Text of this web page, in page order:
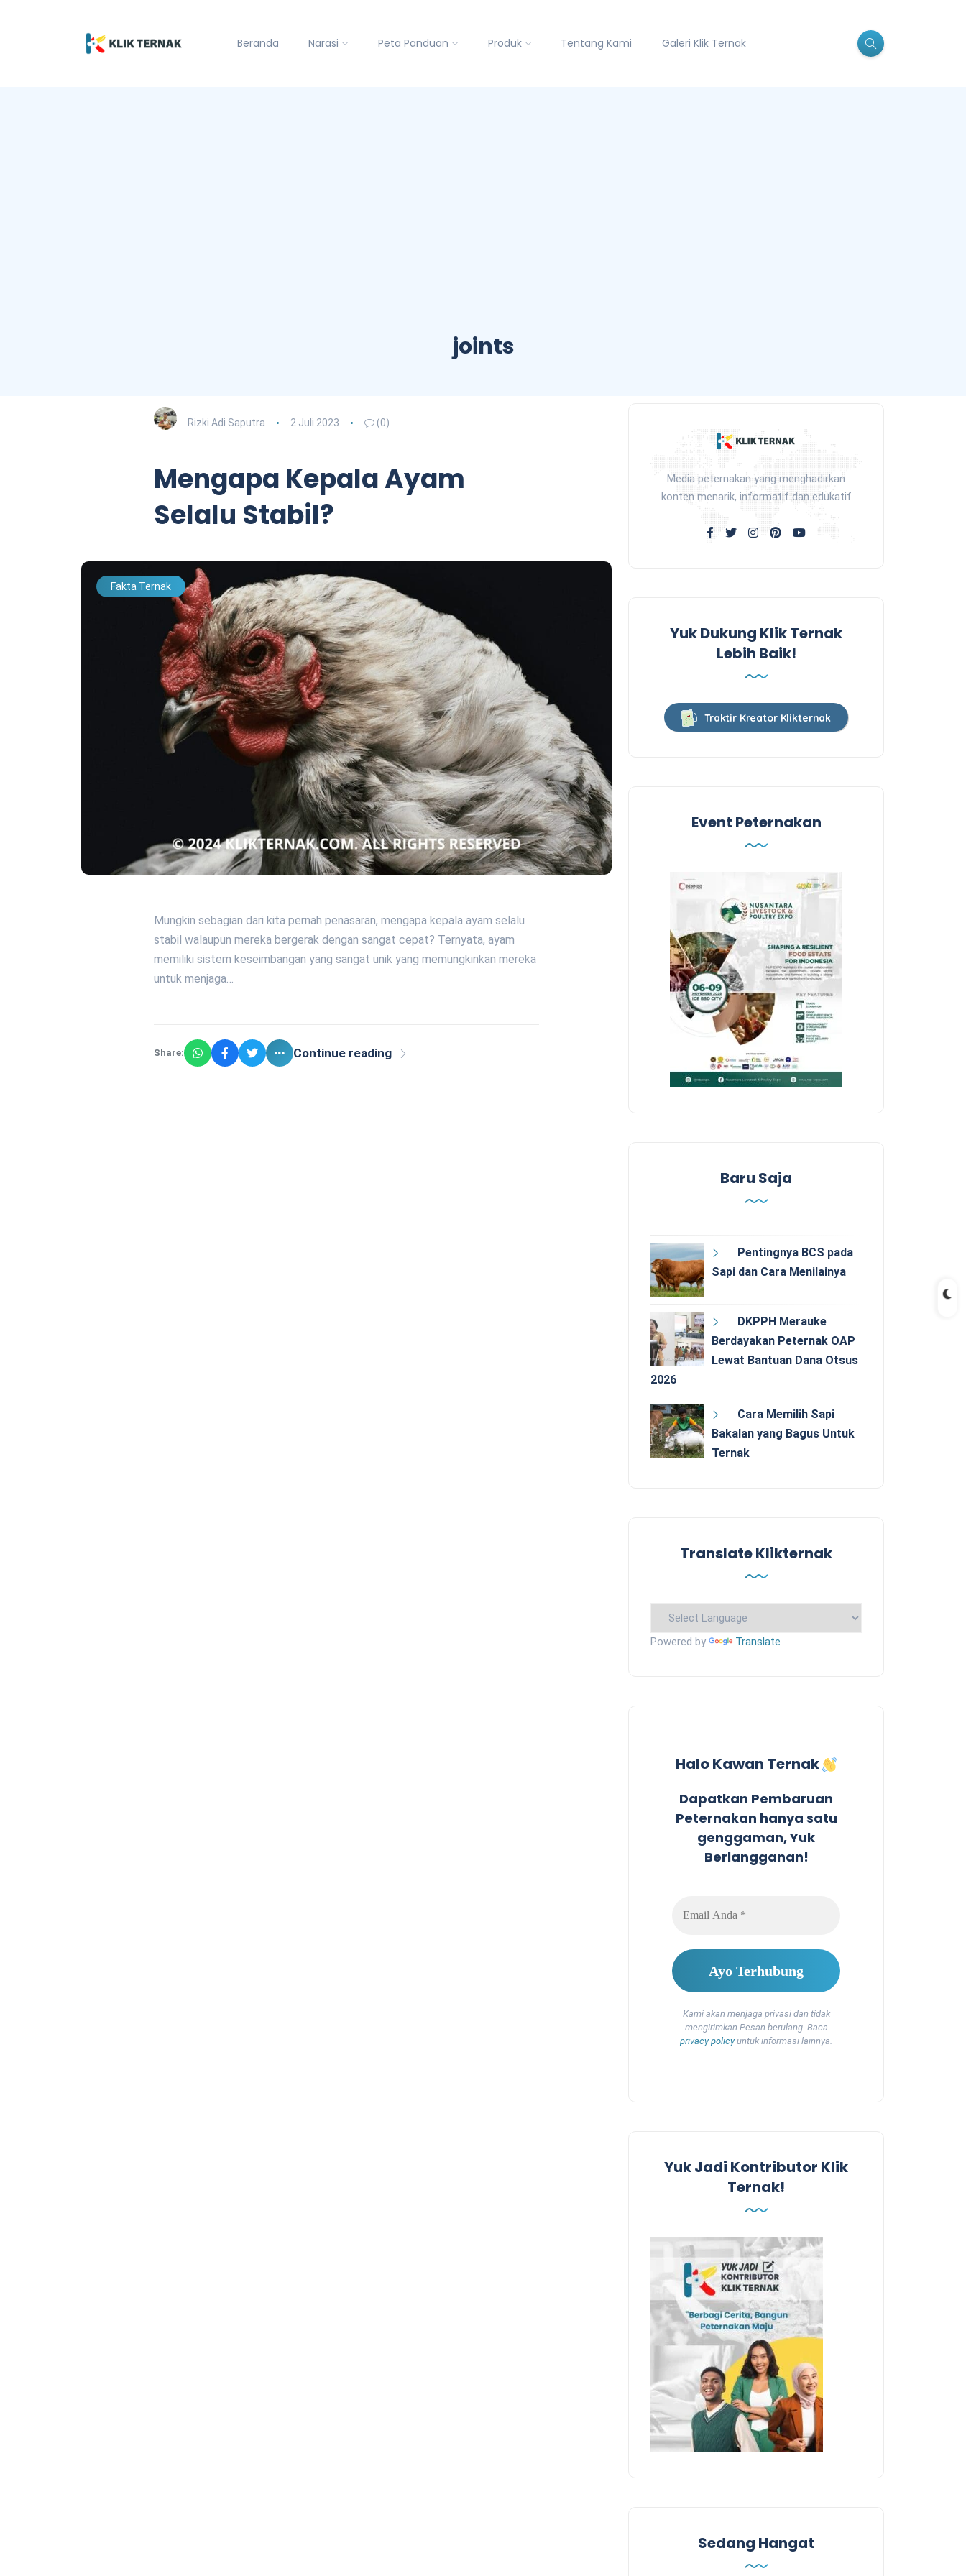
Beranda Narasi Peta Panduan Produk Tentang Kami Galeri Klik Ternak
joints
Rizki Adi Saputra 2 Juli 2023 (0)
Mengapa Kepala Ayam
Selalu Stabil?
Fakta Ternak
Mungkin sebagian dari kita pernah penasaran, mengapa kepala ayam selalu
stabil walaupun mereka bergerak dengan sangat cepat? Ternyata, ayam
memiliki sistem keseimbangan yang sangat unik yang memungkinkan mereka
untuk menjaga…
Share: Continue reading
Media peternakan yang menghadirkan
konten menarik, informatif dan edukatif
Yuk Dukung Klik Ternak
Lebih Baik!
Traktir Kreator Klikternak
Event Peternakan
Baru Saja
Pentingnya BCS pada
Sapi dan Cara Menilainya
DKPPH Merauke
Berdayakan Peternak OAP
Lewat Bantuan Dana Otsus
2026
Cara Memilih Sapi
Bakalan yang Bagus Untuk
Ternak
Translate Klikternak
Powered by Translate
Halo Kawan Ternak
Dapatkan Pembaruan
Peternakan hanya satu
genggaman, Yuk
Berlangganan!
Kami akan menjaga privasi dan tidak
mengirimkan Pesan berulang. Baca
privacy policyuntuk informasi lainnya.
Yuk Jadi Kontributor Klik
Ternak!
Sedang Hangat